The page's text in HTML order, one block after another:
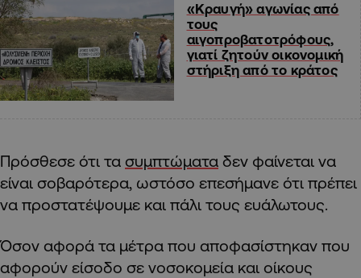
«Κραυγή» αγωνίας από
τους
αιγοπροβατοτρόφους,
γιατί ζητούν οικονομική
στήριξη από το κράτος
Πρόσθεσε ότι τα συμπτώματα δεν φαίνεται να
είναι σοβαρότερα, ωστόσο επεσήμανε ότι πρέπει
να προστατέψουμε και πάλι τους ευάλωτους.
Όσον αφορά τα μέτρα που αποφασίστηκαν που
αφορούν είσοδο σε νοσοκομεία και οίκους